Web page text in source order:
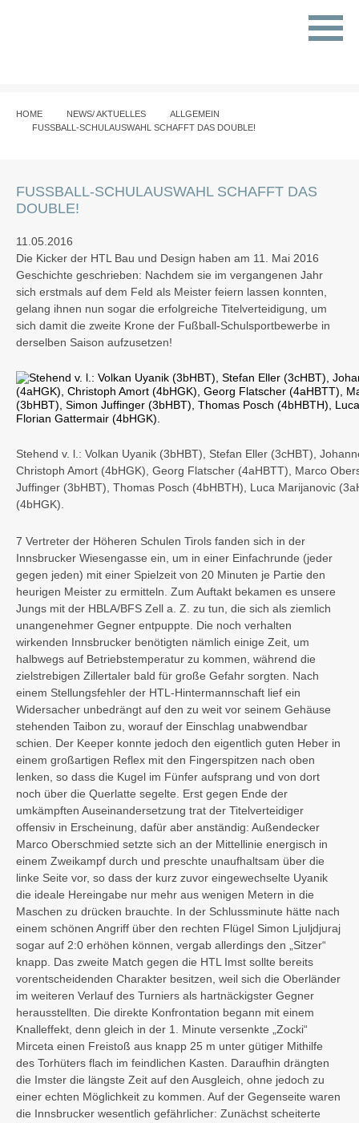
HOME NEWS/ AKTUELLES
ALLGEMEIN
FUSSBALL-SCHULAUSWAHL SCHAFFT DAS DOUBLE!
FUSSBALL-SCHULAUSWAHL SCHAFFT DAS D
OUBLE!
11.05.2016
Die Kicker der HTL Bau und Design haben am 11. Mai 2016
Geschichte geschrieben: Nachdem sie im vergangenen Jahr
sich erstmals auf dem Feld als Meister feiern lassen konnten,
gelang ihnen nun sogar die erfolgreiche Titelverteidigung, um
sich damit die zweite Krone der Fußball-Schulsportbewerbe in
derselben Saison aufzusetzen!
Stehend v. l.: Volkan Uyanik (3bHBT), Stefan Eller (3cHBT),
Christoph Amort (4bHGK), Georg Flatscher (4aHBTT), Marco
Juffinger (3bHBT), Thomas Posch (4bHBTH), Luca Marijanovic
(4bHGK).
7 Vertreter der Höheren Schulen Tirols fanden sich in der
Innsbrucker Wiesengasse ein, um in einer Einfachrunde (jeder
gegen jeden) mit einer Spielzeit von 20 Minuten je Partie den
heurigen Meister zu ermitteln. Zum Auftakt bekamen es unsere
Jungs mit der HBLA/BFS Zell a. Z. zu tun, die sich als ziemlich
unangenehmer Gegner entpuppte. Die noch verhalten
wirkenden Innsbrucker benötigten nämlich einige Zeit, um
halbwegs auf Betriebstemperatur zu kommen, während die
zielstrebigen Zillertaler bald für große Gefahr sorgten. Nach
einem Stellungsfehler der HTL-Hintermannschaft lief ein
Widersacher unbedrängt auf den zu weit vor seinem Gehäuse
stehenden Taibon zu, worauf der Einschlag unabwendbar
schien. Der Keeper konnte jedoch den eigentlich guten Heber in
einem großartigen Reflex mit den Fingerspitzen nach oben
lenken, so dass die Kugel im Fünfer aufsprang und von dort
noch über die Querlatte segelte. Erst gegen Ende der
umkämpften Auseinandersetzung trat der Titelverteidiger
offensiv in Erscheinung, dafür aber anständig: Außendecker
Marco Oberschmied setzte sich an der Mittellinie energisch in
einem Zweikampf durch und preschte unaufhaltsam über die
linke Seite vor, so dass der kurz zuvor eingewechselte Uyanik
die ideale Hereingabe nur mehr aus wenigen Metern in die
Maschen zu drücken brauchte. In der Schlussminute hätte nach
einem schönen Angriff über den rechten Flügel Simon Ljuljdjuraj
sogar auf 2:0 erhöhen können, vergab allerdings den „Sitzer“
knapp. Das zweite Match gegen die HTL Imst sollte bereits
vorentscheidenden Charakter besitzen, weil sich die Oberländer
im weiteren Verlauf des Turniers als hartnäckigster Gegner
herausstellten. Die direkte Konfrontation begann mit einem
Knalleffekt, denn gleich in der 1. Minute versenkte „Zocki“
Mirceta einen Freistoß aus knapp 25 m unter gütiger Mithilfe
des Torhüters flach im feindlichen Kasten. Daraufhin drängten
die Imster die längste Zeit auf den Ausgleich, ohne jedoch zu
einer echten Möglichkeit zu kommen. Auf der Gegenseite waren
die Innsbrucker wesentlich gefährlicher: Zunächst scheiterte